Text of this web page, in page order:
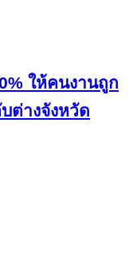
ให้คนงานถูก
ต่างจังหวัด